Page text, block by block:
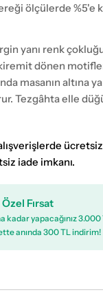
ölçülerde %5'e
yanı renk
dönen
masanın altına
Tezgâhta elle
iade imkanı.
Fırsat
kadar yapacağınız
anında 300 TL indirim!